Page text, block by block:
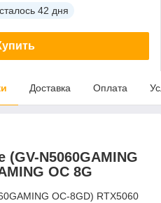
42 дня
Доставка Оплата
(GV-N5060GAMING
OC 8G
OC-8GD) RTX5060